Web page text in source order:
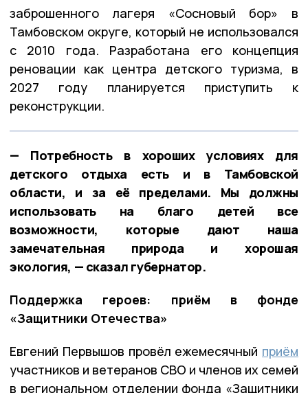
заброшенного лагеря «Сосновый бор» в
Тамбовском округе, который не использовался
с 2010 года. Разработана его концепция
реновации как центра детского туризма, в
2027 году планируется приступить к
реконструкции.
— Потребность в хороших условиях для
детского отдыха есть и в Тамбовской
области, и за её пределами. Мы должны
использовать на благо детей все
возможности, которые дают наша
замечательная природа и хорошая
экология, — сказал губернатор.
Поддержка героев: приём в фонде
«Защитники Отечества»
Евгений Первышов провёл ежемесячный приём
участников и ветеранов СВО и членов их семей
в региональном отделении фонда «Защитники